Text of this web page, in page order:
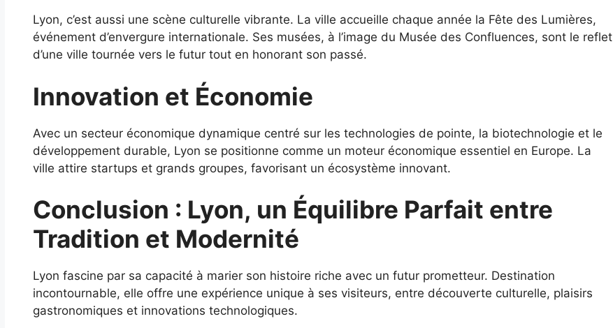
Lyon, c’est aussi une scène culturelle vibrante. La ville accueille chaque année la Fête des Lumières,
événement d’envergure internationale. Ses musées, à l’image du Musée des Confluences, sont le reflet
d’une ville tournée vers le futur tout en honorant son passé.
Innovation et Économie
Avec un secteur économique dynamique centré sur les technologies de pointe, la biotechnologie et le
développement durable, Lyon se positionne comme un moteur économique essentiel en Europe. La
ville attire startups et grands groupes, favorisant un écosystème innovant.
Conclusion : Lyon, un Équilibre Parfait entre
Tradition et Modernité
Lyon fascine par sa capacité à marier son histoire riche avec un futur prometteur. Destination
incontournable, elle offre une expérience unique à ses visiteurs, entre découverte culturelle, plaisirs
gastronomiques et innovations technologiques.